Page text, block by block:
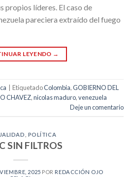
propios líderes. El caso de
pareciera extraído del fuego
LEYENDO →
EtiquetadoColombia,GOBIERNO DEL
CHAVEZ,nicolas maduro,venezuela
Deje un comentario
POLÍTICA
SIN FILTROS
2025 POR REDACCIÓN OJO